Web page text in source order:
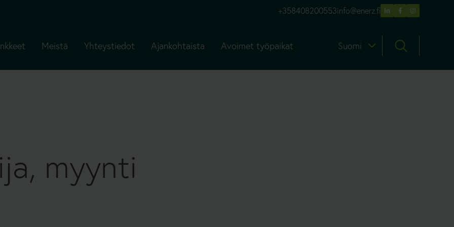
+358408200553info@enerz.fi
Meistä Yhteystiedot Ajankohtaista Avoimet työpaikat Suomi
myynti